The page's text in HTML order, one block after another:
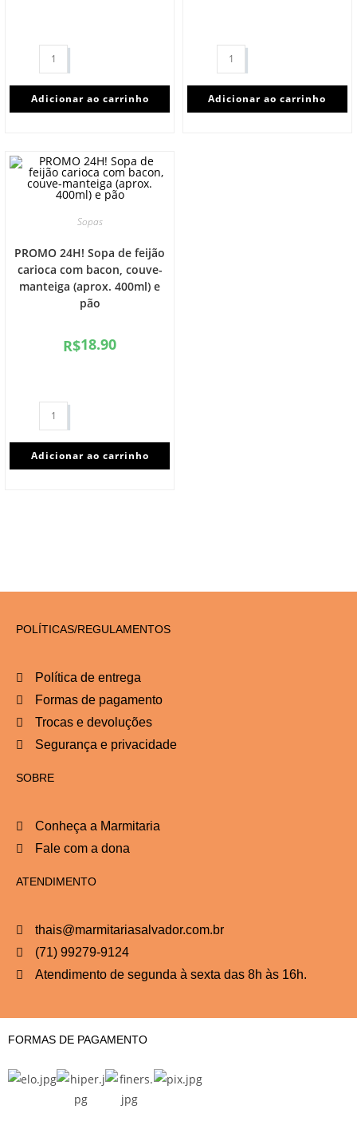
Adicionar ao carrinho Adicionar ao carrinho
Sopas
PROMO 24H! Sopa de feijão
carioca com bacon, couve-
manteiga (aprox. 400ml) e
pão
R$18.90
Adicionar ao carrinho
POLÍTICAS/REGULAMENTOS
Política de entrega
Formas de pagamento
Trocas e devoluções
Segurança e privacidade
SOBRE
Conheça a Marmitaria
Fale com a dona
ATENDIMENTO
thais@marmitariasalvador.com.br
(71) 99279-9124
Atendimento de segunda à sexta das 8h às 16h.
FORMAS DE PAGAMENTO